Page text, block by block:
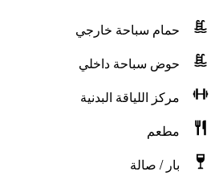
حمام سباحة خارجي
حوض سباحة داخلي
مركز اللياقة البدنية
مطعم
بار / صالة